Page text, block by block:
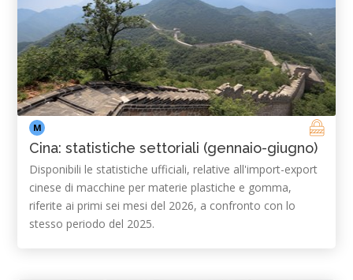
M
Cina: statistiche settoriali (gennaio-giugno)
Disponibili le statistiche ufficiali, relative all'import-export
cinese di macchine per materie plastiche e gomma,
riferite ai primi sei mesi del 20​2​6, a confronto con lo
stesso periodo del 2025.